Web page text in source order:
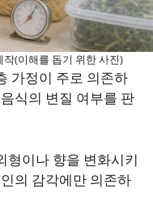
(이해를 돕기 위한 사진)
가정이 주로 의존하
식의 변질 여부를 판
형이나 향을 변화시키
의 감각에만 의존하